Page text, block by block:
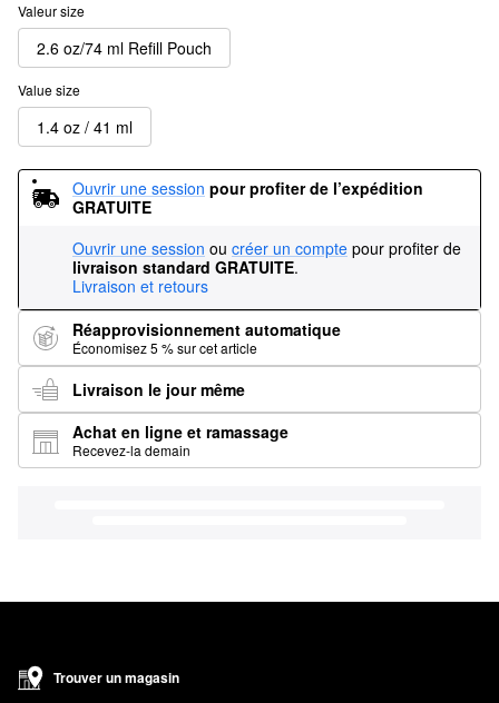
Valeur size
2.6 oz/74 ml Refill Pouch
Value size
1.4 oz / 41 ml
Ouvrir une session pour profiter de l’expédition
GRATUITE
Ouvrir une session ou créer un compte pour profiter de
livraison standard GRATUITE.
Livraison et retours
Réapprovisionnement automatique
Économisez 5 % sur cet article
Livraison le jour même
Achat en ligne et ramassage
Recevez-la demain
Trouver un magasin